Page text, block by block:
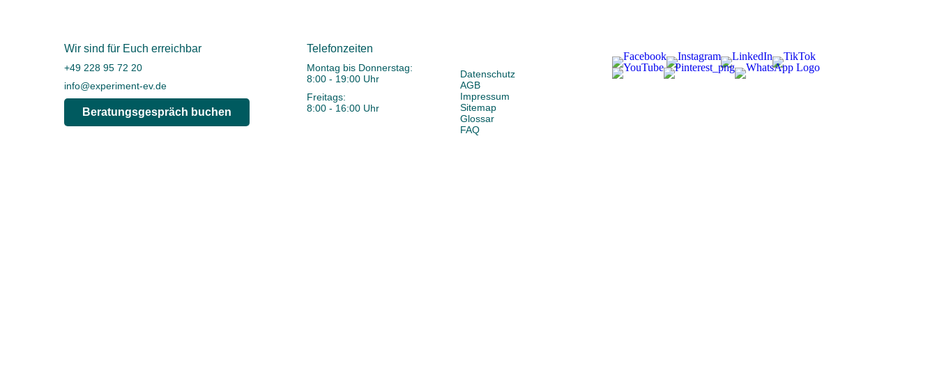
Wir sind für Euch erreichbar
+49 228 95 72 20
info@experiment-ev.de
Beratungsgespräch buchen
Telefonzeiten
Montag bis Donnerstag:
8:00 - 19:00 Uhr
Freitags:
8:00 - 16:00 Uhr
Datenschutz
AGB
Impressum
Sitemap
Glossar
FAQ